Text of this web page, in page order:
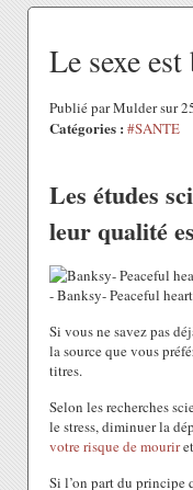
Le sexe
Publié par Mulder sur
Catégories : #SANTE
Les études
leur qualité
- Banksy- Peaceful
Si vous ne savez pas
la source que vous
titres.
Selon les recherches
le stress, diminuer la
votre risque de mourir
Si l’on part du principe